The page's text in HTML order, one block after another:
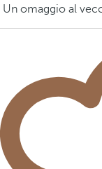
Un omaggio al